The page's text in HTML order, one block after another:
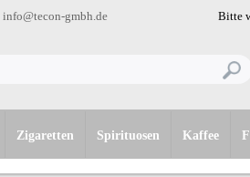
Bitte
info@tecon-gmbh.de
Zigaretten Spirituosen Kaffee